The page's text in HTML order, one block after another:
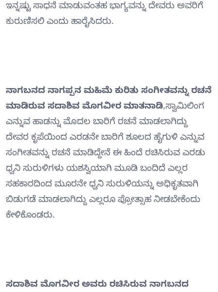
ಇನ್ನಷ್ಟು ಸಾಧನೆ ಮಾಡುವಂತಹ ಭಾಗ್ಯವನ್ನು ದೇವರು ಅವರಿಗೆ
ಕುರುಣಿಸಲಿ ಎಂದು ಹಾರೈಸಿದರು.
ನಾಗಬನದ ನಾಗಪ್ಪನ ಮಹಿಮೆ ಕುರಿತು ಸಂಗೀತವನ್ನು ರಚನೆ
ಮಾಡಿರುವ ಸದಾಶಿವ ಮೊಗವೀರ ಮಾತನಾಡಿ,ಸ್ವಾಮಿಲಿಂಗ
ಎನ್ನುವ ಹಾಡನ್ನು ಮೊದಲ ಬಾರಿಗೆ ರಚನೆ ಮಾಡಲಾಗಿದ್ದು
ದೇವರ ಕೃಪೆಯಿಂದ ಎರಡನೇ ಬಾರಿಗೆ ಶೂಲದ ಹೈಗುಳಿ ಎನ್ನುವ
ಸಂಗೀತವನ್ನು ರಚನೆ ಮಾಡಿದ್ದೇನೆ ಈ ಹಿಂದೆ ರಚಿಸಿರುವ ಎರಡು
ಧ್ವನಿ ಸುರುಳಿಗಳು ಯಶಸ್ವಿಯಾಗಿ ಮೂಡಿ ಬಂದಿದೆ ಎಲ್ಲರ
ಸಹಕಾರದಿಂದ ಮೂರನೇ ಧ್ವನಿ ಸುರುಳಿಯನ್ನು ಅಧಿಕೃತವಾಗಿ
ಬಿಡುಗಡೆ ಮಾಡಲಾಗಿದ್ದು ಎಲ್ಲರೂ ಪ್ರೋತ್ಸಾಹ ನೀಡಬೇಕೆಂದು
ಕೇಳಿಕೊಂಡರು.
ಸದಾಶಿವ ಮೊಗವೀರ ಅವರು ರಚಿಸಿರುವ ನಾಗಬನದ